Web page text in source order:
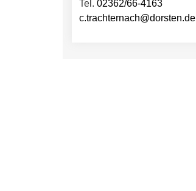
Tel. 02362/66-4163
c.trachternach@dorsten.de